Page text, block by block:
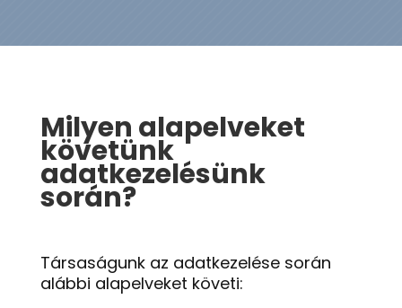
Milyen alapelveket
követünk
adatkezelésünk
során?
Társaságunk az adatkezelése során
alábbi alapelveket követi: